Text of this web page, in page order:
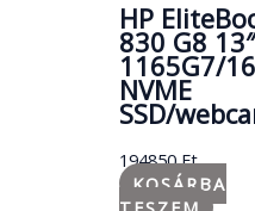
HP
830 G8
1165G7/
NVME
SSD/
194850Ft
KOSÁRBA